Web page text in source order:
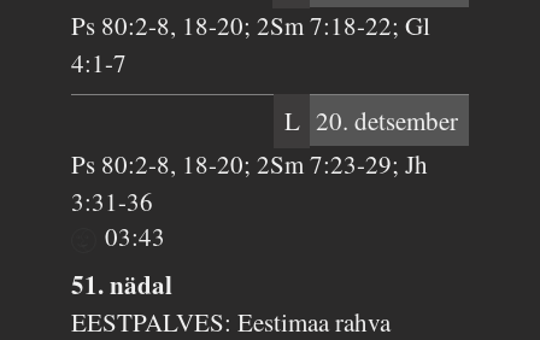
Ps 80:2-8, 18-20; 2Sm 7:18-22; Gl
4:1-7
L 20. detsember
Ps 80:2-8, 18-20; 2Sm 7:23-29; Jh
3:31-36
03:43
51. nädal
EESTPALVES: Eestimaa rahva